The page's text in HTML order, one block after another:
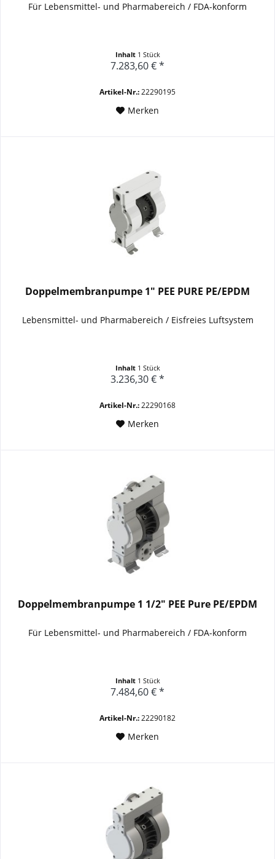
Für Lebensmittel- und Pharmabereich / FDA-konform
Inhalt 1 Stück
7.283,60 € *
Artikel-Nr.:22290195
Merken
Doppelmembranpumpe 1" PEE PURE PE/EPDM
Lebensmittel- und Pharmabereich / Eisfreies Luftsystem
Inhalt 1 Stück
3.236,30 € *
Artikel-Nr.:22290168
Merken
Doppelmembranpumpe 1 1/2" PEE Pure PE/EPDM
Für Lebensmittel- und Pharmabereich / FDA-konform
Inhalt 1 Stück
7.484,60 € *
Artikel-Nr.:22290182
Merken